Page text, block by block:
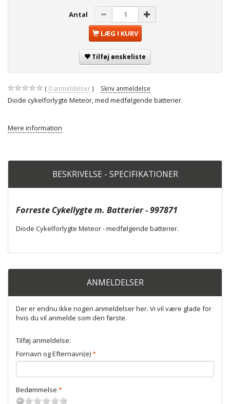
Antal
LÆG I KURV
Tilføj ønskeliste
0 anmeldelser Skriv anmeldelse
Diode cykelforlygte Meteor, med medfølgende batterier.
Mere information
BESKRIVELSE - SPECIFIKATIONER
Forreste Cykellygte m. Batterier - 997871
Diode Cykelforlygte Meteor - medfølgende batterier.
ANMELDELSER
Der er endnu ikke nogen anmeldelser her. Vi vil være glade for
hvis du vil anmelde som den første.
Tilføj anmeldelse:
Fornavn og Efternavn(e)
Bedømmelse